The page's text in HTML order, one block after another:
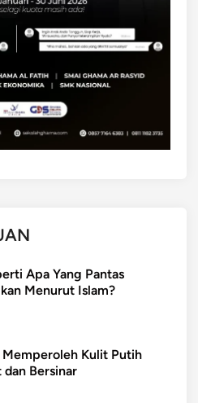
Apa Yang Pantas
Menurut Islam?
Memperoleh Kulit Putih
Bersinar